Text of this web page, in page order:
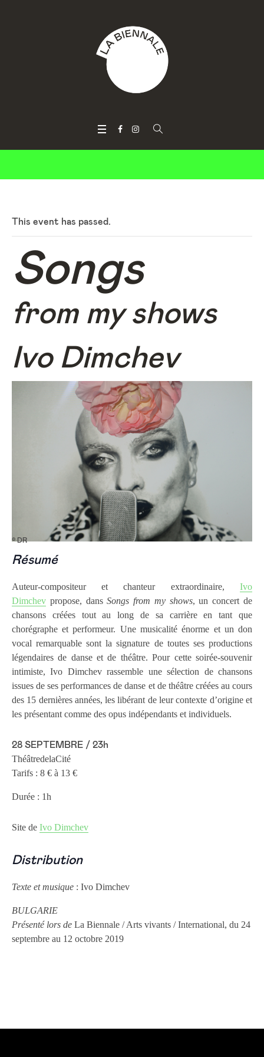
This event has passed.
Songs
from my shows
Ivo Dimchev
© DR
Résumé
Auteur-compositeur et chanteur extraordinaire,Ivo
Dimchevpropose, dansSongs from my shows, un concert de
chansons créées tout au long de sa carrière en tant que
chorégraphe et performeur. Une musicalité énorme et un don
vocal remarquable sont la signature de toutes ses productions
légendaires de danse et de théâtre. Pour cette soirée-souvenir
intimiste, Ivo Dimchev rassemble une sélection de chansons
issues de ses performances de danse et de théâtre créées au cours
des 15 dernières années, les libérant de leur contexte d’origine et
les présentant comme des opus indépendants et individuels.
28 SEPTEMBRE / 23h
ThéâtredelaCité
Tarifs : 8 € à 13 €
Durée : 1h
Site de Ivo Dimchev
Distribution
Texte et musique: Ivo Dimchev
BULGARIE
Présenté lors de La Biennale / Arts vivants / International, du 24
septembre au 12 octobre 2019